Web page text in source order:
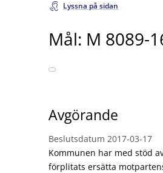
Lyssna på sidan
Mål: M 8089-
Avgörande
Beslutsdatum 2017-03-17
Kommunen har med stöd
förplitats ersätta